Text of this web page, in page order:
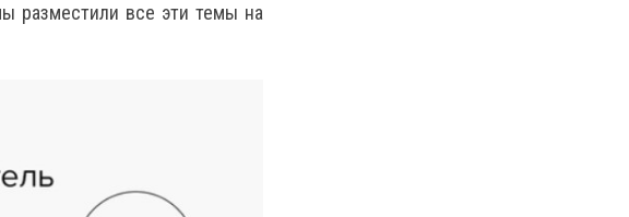
разместили все эти темы на